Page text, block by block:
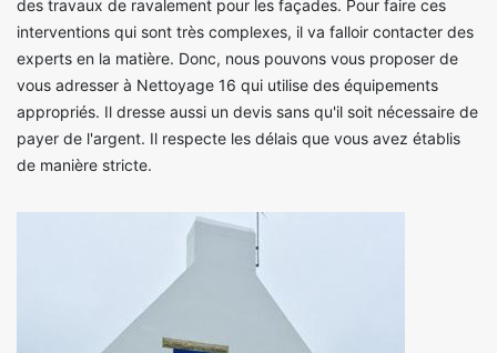
des travaux de ravalement pour les façades. Pour faire ces
interventions qui sont très complexes, il va falloir contacter des
experts en la matière. Donc, nous pouvons vous proposer de
vous adresser à Nettoyage 16 qui utilise des équipements
appropriés. Il dresse aussi un devis sans qu'il soit nécessaire de
payer de l'argent. Il respecte les délais que vous avez établis
de manière stricte.